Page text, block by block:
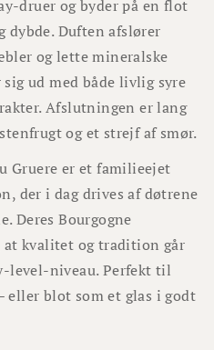
druer og byder på en flot
dybde. Duften afslører
og lette mineralske
ud med både livlig syre
Afslutningen er lang
og et strejf af smør.
Gruere er et familieejet
der i dag drives af døtrene
Deres Bourgogne
at kvalitet og tradition går
level-niveau. Perfekt til
eller blot som et glas i godt